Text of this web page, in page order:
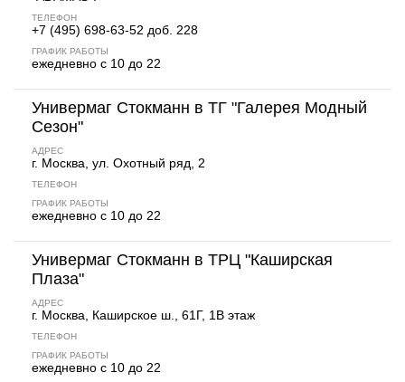
ТЕЛЕФОН
+7 (495) 698-63-52 доб. 228
ГРАФИК РАБОТЫ
ежедневно с 10 до 22
Универмаг Стокманн в ТГ "Галерея Модный
Сезон"
АДРЕС
г. Москва, ул. Охотный ряд, 2
ТЕЛЕФОН
ГРАФИК РАБОТЫ
ежедневно с 10 до 22
Универмаг Стокманн в ТРЦ "Каширская
Плаза"
АДРЕС
г. Москва, Каширское ш., 61Г, 1В этаж
ТЕЛЕФОН
ГРАФИК РАБОТЫ
ежедневно с 10 до 22